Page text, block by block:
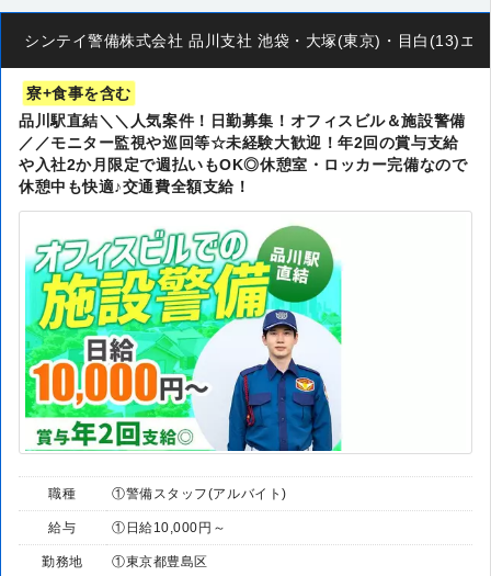
シンテイ警備株式会社 品川支社 池袋・大塚(東京)・目白(13)エ
寮+食事を含む
品川駅直結＼＼人気案件！日勤募集！オフィスビル＆施設警備
／／モニター監視や巡回等☆未経験大歓迎！年2回の賞与支給
や入社2か月限定で週払いもOK◎休憩室・ロッカー完備なので
休憩中も快適♪交通費全額支給！
職種 ①警備スタッフ(アルバイト)
給与 ①日給10,000円～
勤務地 ①東京都豊島区